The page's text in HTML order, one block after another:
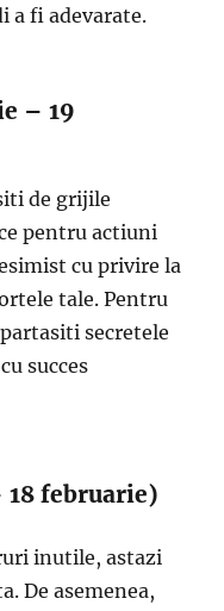
a fi adevarate.
– 19
de grijile
pentru actiuni
cu privire la
tale. Pentru
secretele
succes
februarie)
inutile, astazi
De asemenea,